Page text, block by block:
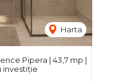
Harta
Pipera | 43,7 mp |
investiție